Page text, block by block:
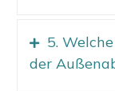
5.
der